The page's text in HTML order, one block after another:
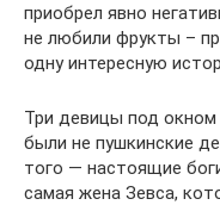
приобрел явно
не любили фрукты –
одну интересную
Три девицы под окном
были не пушкинские
того — настоящие
самая жена Зевса,